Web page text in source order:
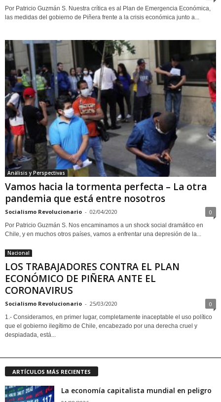
Por Patricio Guzmán S. Nuestra crítica es al Plan de Emergencia Económica,
las medidas del gobierno de Piñera frente a la crisis económica junto a...
Análisis y Perspectivas
Vamos hacia la tormenta perfecta – La otra
pandemia que está entre nosotros
Socialismo Revolucionario - 02/04/2020 0
Por Patricio Guzmán S. Nos encaminamos a un shock social dramático en
Chile, y en muchos otros países, vamos a enfrentar una depresión de la...
Nacional
LOS TRABAJADORES CONTRA EL PLAN
ECONÓMICO DE PIÑERA ANTE EL
CORONAVIRUS
Socialismo Revolucionario - 25/03/2020 0
1.- Consideramos, en primer lugar, completamente inaceptable el uso político
que el gobierno ilegítimo de Chile, encabezado por una derecha cruel y
despiadada, está...
ARTÍCULOS MÁS RECIENTES
La economía capitalista mundial en peligro